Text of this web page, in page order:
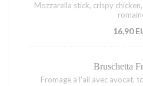
Mozzarella stick, crispy
16,90
Bruschetta
Fromage a l'ail avec avocat,